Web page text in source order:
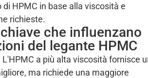
HPMC in base alla viscosità e
richieste.
che influenzano
del legante HPMC
L'HPMC a più alta viscosità fornisce
ma richiede una maggiore